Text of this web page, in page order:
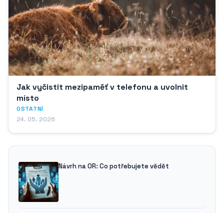
Jak vyčistit mezipaměť v telefonu a uvolnit
místo
OSTATNÍ
24. 05. 2026
Návrh na OR: Co potřebujete vědět